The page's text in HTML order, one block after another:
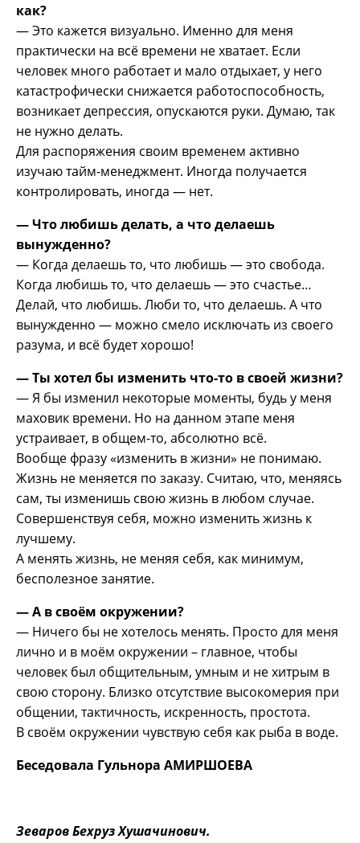
как?
— Это кажется визуально. Именно для меня
практически на всё времени не хватает. Если
человек много работает и мало отдыхает, у него
катастрофически снижается работоспособность,
возникает депрессия, опускаются руки. Думаю, так
не нужно делать.
Для распоряжения своим временем активно
изучаю тайм-менеджмент. Иногда получается
контролировать, иногда — нет.
— Что любишь делать, а что делаешь
вынужденно?
— Когда делаешь то, что любишь — это свобода.
Когда любишь то, что делаешь — это счастье…
Делай, что любишь. Люби то, что делаешь. А что
вынужденно — можно смело исключать из своего
разума, и всё будет хорошо!
— Ты хотел бы изменить что-то в своей жизни?
— Я бы изменил некоторые моменты, будь у меня
маховик времени. Но на данном этапе меня
устраивает, в общем-то, абсолютно всё.
Вообще фразу «изменить в жизни» не понимаю.
Жизнь не меняется по заказу. Считаю, что, меняясь
сам, ты изменишь свою жизнь в любом случае.
Совершенствуя себя, можно изменить жизнь к
лучшему.
А менять жизнь, не меняя себя, как минимум,
бесполезное занятие.
— А в своём окружении?
— Ничего бы не хотелось менять. Просто для меня
лично и в моём окружении – главное, чтобы
человек был общительным, умным и не хитрым в
свою сторону. Близко отсутствие высокомерия при
общении, тактичность, искренность, простота.
В своём окружении чувствую себя как рыба в воде.
Беседовала Гульнора АМИРШОЕВА
Зеваров Бехруз Хушачинович.